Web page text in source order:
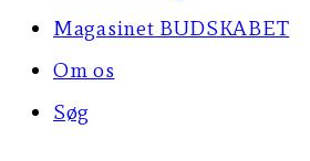
Magasinet BUDSKABET
Om os
Søg